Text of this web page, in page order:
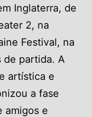
Inglaterra, de
2, na
Festival, na
de partida. A
artística e
a fase
amigos e